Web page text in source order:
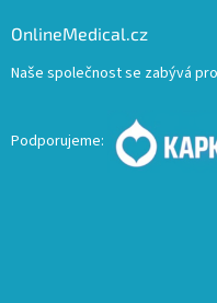
OnlineMedical.cz
Naše společnost se zabývá
Podporujeme: